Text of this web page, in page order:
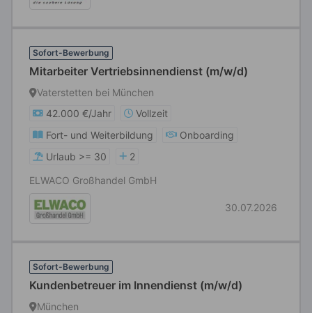
Sofort-Bewerbung
Mitarbeiter Vertriebsinnendienst (m/w/d)
Vaterstetten bei München
42.000 €/Jahr
Vollzeit
Fort- und Weiterbildung
Onboarding
Urlaub >= 30
2
ELWACO Großhandel GmbH
30.07.2026
Sofort-Bewerbung
Kundenbetreuer im Innendienst (m/w/d)
München